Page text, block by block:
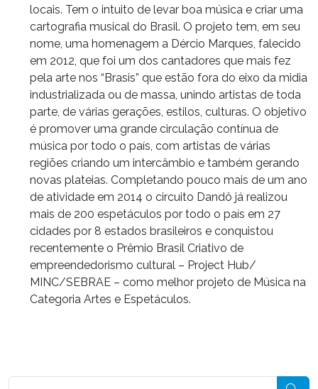
locais. Tem o intuito de levar boa música e criar uma
cartografia musical do Brasil. O projeto tem, em seu
nome, uma homenagem a Dércio Marques, falecido
em 2012, que foi um dos cantadores que mais fez
pela arte nos “Brasis” que estão fora do eixo da midia
industrializada ou de massa, unindo artistas de toda
parte, de várias gerações, estilos, culturas. O objetivo
é promover uma grande circulação contínua de
música por todo o país, com artistas de várias
regiões criando um intercâmbio e também gerando
novas plateias. Completando pouco mais de um ano
de atividade em 2014 o circuito Dandô já realizou
mais de 200 espetáculos por todo o país em 27
cidades por 8 estados brasileiros e conquistou
recentemente o Prêmio Brasil Criativo de
empreendedorismo cultural – Project Hub/
MINC/SEBRAE – como melhor projeto de Música na
Categoria Artes e Espetáculos.